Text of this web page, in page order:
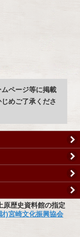
ページ等に掲載
めご了承くださ
原歴史資料館の指定
)宮崎文化振興協会